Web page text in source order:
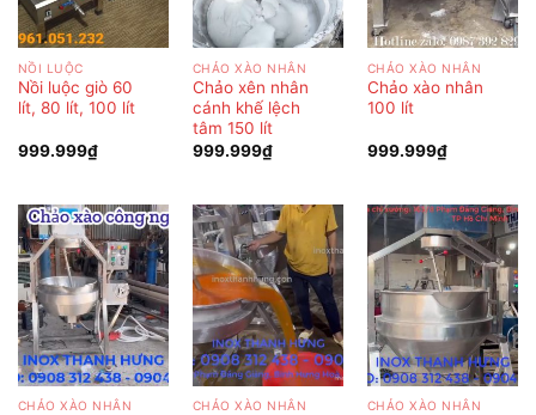
NỒI LUỘC
Nồi luộc giò 60
lít, 80 lít, 100 lít
999.999₫
CHẢO XÀO NHÂN
Chảo xên nhân
cánh khế lệch
tâm 150 lít
999.999₫
CHẢO XÀO NHÂN
Chảo xào nhân
100 lít
999.999₫
CHẢO XÀO NHÂN CHẢO XÀO NHÂN CHẢO XÀO NHÂN